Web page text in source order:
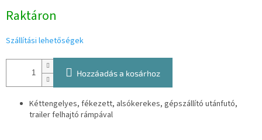
Raktáron
Szállítási lehetőségek
Hozzáadás a kosárhoz
Kéttengelyes, fékezett, alsókerekes, gépszállító utánfutó,
trailer felhajtó rámpával